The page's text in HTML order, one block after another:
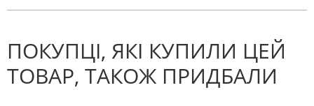
На даний час немає відгуків. Ви
ПОКУПЦІ, ЯКІ КУПИЛИ ЦЕЙ
ТОВАР, ТАКОЖ ПРИДБАЛИ